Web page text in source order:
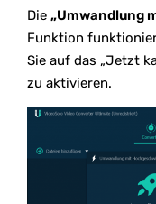
Die „Umwandlung
Funktion
Sie auf das „Jetzt
zu aktivieren.